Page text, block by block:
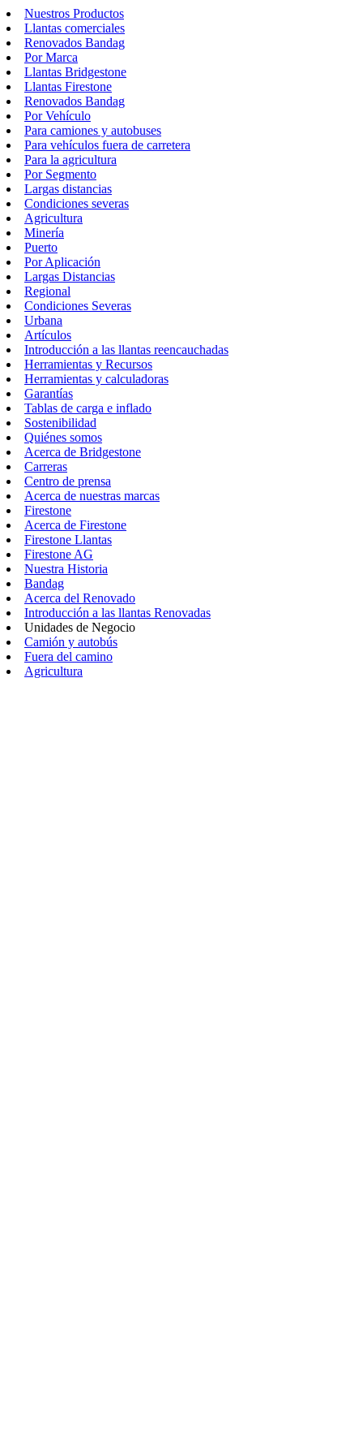
Nuestros Productos
Llantas comerciales
Renovados Bandag
Por Marca
Llantas Bridgestone
Llantas Firestone
Renovados Bandag
Por Vehículo
Para camiones y autobuses
Para vehículos fuera de carretera
Para la agricultura
Por Segmento
Largas distancias
Condiciones severas
Agricultura
Minería
Puerto
Por Aplicación
Largas Distancias
Regional
Condiciones Severas
Urbana
Artículos
Introducción a las llantas reencauchadas
Herramientas y Recursos
Herramientas y calculadoras
Garantías
Tablas de carga e inflado
Sostenibilidad
Quiénes somos
Acerca de Bridgestone
Carreras
Centro de prensa
Acerca de nuestras marcas
Firestone
Acerca de Firestone
Firestone Llantas
Firestone AG
Nuestra Historia
Bandag
Acerca del Renovado
Introducción a las llantas Renovadas
Unidades de Negocio
Camión y autobús
Fuera del camino
Agricultura